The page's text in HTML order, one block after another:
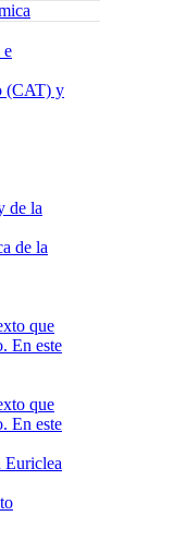
e
(CAT) y
de la
de la
Euriclea